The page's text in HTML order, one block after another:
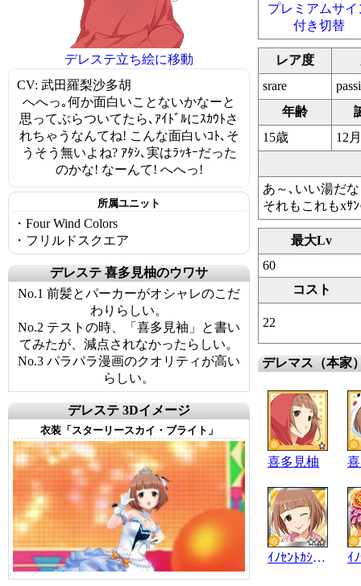
プレミアムサイ
付き切替
レア度
srare
年齢
15歳
12
あ～､いい湯だ
それもこれもxｻ
最大Lv
60
コスト
22
デレマス（本家
喜多見柚
ｲﾉｾﾝﾄｶｼﾞｭｱﾙ
デレステ立ち絵に移動
CV: 武田羅梨沙多胡
へへっ｡何か面白いことないかなーと
思ってぶらついてたら､ｱｲﾄﾞﾙにｽｶｳﾄさ
れちゃうなんてね! こんな面白いｺﾄ､そ
うそう無いよね? ｱﾀｼ､実はﾗｯｷｰだった
のかな! なーんて! へへっ!
所属ユニット
・Four Wind Colors
・フリルドスクエア
デレステ 喜多見柚のウワサ
No.1 前髪とパーカーがオシャレのこだ
わりらしい。
No.2 テストの時、「喜多見袖」と書い
てみたが、減点されなかったらしい。
No.3 パラパラ漫画のクオリティが高い
らしい。
デレステ 3Dイメージ
衣装「スターリースカイ・ブライト」